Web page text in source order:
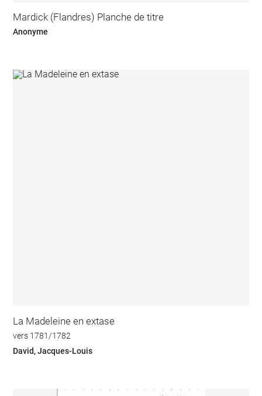
Mardick (Flandres) Planche de titre
Anonyme
La Madeleine en extase
vers 1781/1782
David, Jacques-Louis